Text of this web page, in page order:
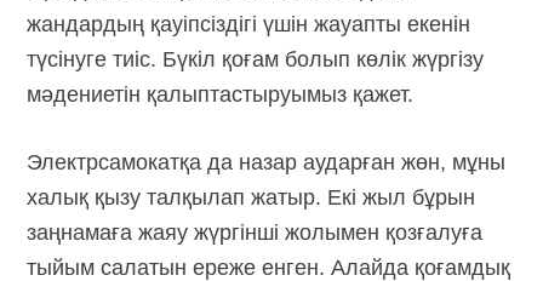
жандардың қауіпсіздігі үшін жауапты екенін
түсінуге тиіс. Бүкіл қоғам болып көлік жүргізу
мәдениетін қалыптастыруымыз қажет.
Электрсамокатқа да назар аударған жөн, мұны
халық қызу талқылап жатыр. Екі жыл бұрын
заңнамаға жаяу жүргінші жолымен қозғалуға
тыйым салатын ереже енген. Алайда қоғамдық